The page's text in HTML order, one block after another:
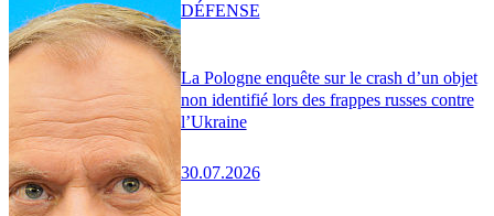
La Pologne enquête sur le crash d’un objet
non identifié lors des frappes russes contre
l’Ukraine
30.07.2026
DÉFENSE